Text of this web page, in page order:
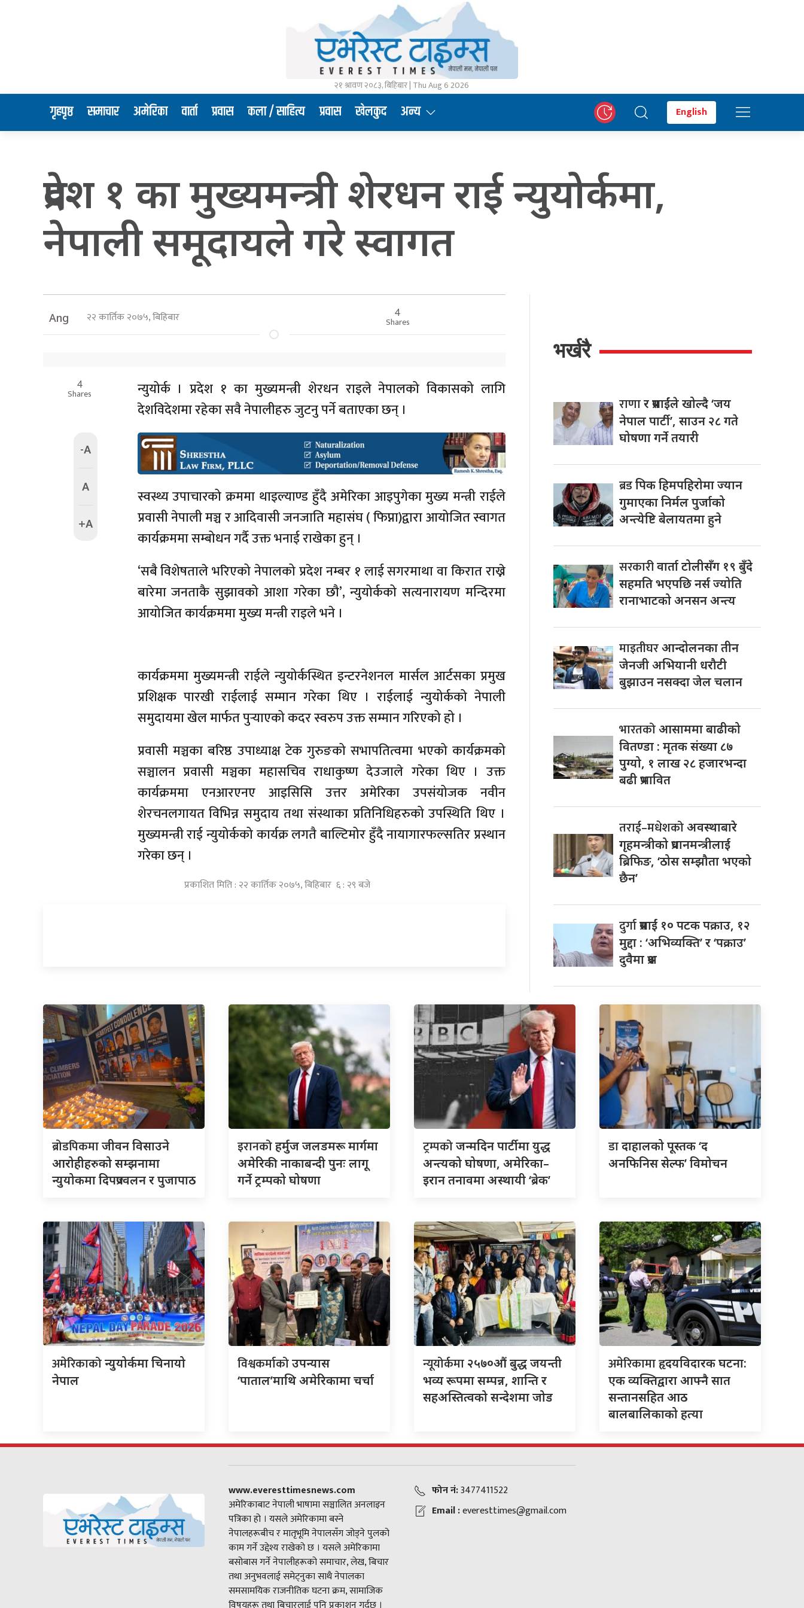
२१ श्रावण २०८३, बिहिबार | Thu Aug 6 2026
गृहपृष्ठ समाचार अमेरिका वार्ता प्रवास कला / साहित्य प्रवास खेलकुद अन्य English
प्रदेश १ का मुख्यमन्त्री शेरधन राई न्युयोर्कमा,
नेपाली समूदायले गरे स्वागत
Ang २२ कार्तिक २०७५, बिहिबार 4
Shares
4
Shares
-A
A
+A
न्युयोर्क । प्रदेश १ का मुख्यमन्त्री शेरधन राइले नेपालको विकासको लागि
देशविदेशमा रहेका सवै नेपालीहरु जुटनु पर्ने बताएका छन् ।
स्वस्थ्य उपाचारको क्रममा थाइल्याण्ड हुँदै अमेरिका आइपुगेका मुख्य मन्त्री राईले
प्रवासी नेपाली मञ्च र आदिवासी जनजाति महासंघ ( फिप्ना)द्वारा आयोजित स्वागत
कार्यक्रममा सम्बोधन गर्दै उक्त भनाई राखेका हुन् ।
‘सबै विशेषताले भरिएको नेपालको प्रदेश नम्बर १ लाई सगरमाथा वा किरात राख्ने
बारेमा जनताकै सुझावको आशा गरेका छौ’, न्युयोर्कको सत्यनारायण मन्दिरमा
आयोजित कार्यक्रममा मुख्य मन्त्री राइले भने ।
कार्यक्रममा मुख्यमन्त्री राईले न्युयोर्कस्थित इन्टरनेशनल मार्सल आर्टसका प्रमुख
प्रशिक्षक पारखी राईलाई सम्मान गरेका थिए । राईलाई न्युयोर्कको नेपाली
समुदायमा खेल मार्फत पुर्‍याएको कदर स्वरुप उक्त सम्मान गरिएको हो ।
प्रवासी मञ्चका बरिष्ठ उपाध्याक्ष टेक गुरुङको सभापतित्वमा भएको कार्यक्रमको
सञ्चालन प्रवासी मञ्चका महासचिव राधाकुष्ण देउजाले गरेका थिए । उक्त
कार्यक्रममा एनआरएनए आइसिसि उत्तर अमेरिका उपसंयोजक नवीन
शेरचनलगायत विभिन्न समुदाय तथा संस्थाका प्रतिनिधिहरुको उपस्थिति थिए ।
मुख्यमन्त्री राई न्युयोर्कको कार्यक्र लगतै बाल्टिमोर हुँदै नायागारफल्सतिर प्रस्थान
गरेका छन् ।
प्रकाशित मिति : २२ कार्तिक २०७५, बिहिबार ६ : २९ बजे
भर्खरै
राणार प्रसाईंले खोल्दै ‘जय
नेपाल पार्टी’, साउन २८ गते
घोषणा गर्ने तयारी
ब्रडपिक हिमपहिरोमा ज्यान
गुमाएका निर्मल पुर्जाको
अन्त्येष्टि बेलायतमा हुने
सरकारीवार्ता टोलीसँग १९ बुँदे
सहमति भएपछि नर्स ज्योति
रानाभाटको अनसन अन्त्य
माइतीघरआन्दोलनका तीन
जेनजी अभियानी धरौटी
बुझाउन नसक्दा जेल चलान
भारतकोआसाममा बाढीको
वितण्डा : मृतक संख्या ८७
पुग्यो, १ लाख २८ हजारभन्दा
बढी प्रभावित
तराई–मधेशकोअवस्थाबारे
गृहमन्त्रीको प्रधानमन्त्रीलाई
ब्रिफिङ, ‘ठोस सम्झौता भएको
छैन’
दुर्गाप्रसाईं १० पटक पक्राउ, १२
मुद्दा : ‘अभिव्यक्ति’ र ‘पक्राउ’
दुवैमा प्रश्न
ब्रोडपिकमाजीवन विसाउने
आरोहीहरुको सम्झनामा
न्युयोकमा दिपप्रज्वलन र पुजापाठ
इरानकोहर्मुज जलडमरू मार्गमा
अमेरिकी नाकाबन्दी पुनः लागू
गर्ने ट्रम्पको घोषणा
ट्रम्पकोजन्मदिन पार्टीमा युद्ध
अन्त्यको घोषणा, अमेरिका–
इरान तनावमा अस्थायी ‘ब्रेक’
डादाहालको पूस्तक ‘द
अनफिनिस सेल्फ’ विमोचन
अमेरिकाकोन्युयोर्कमा चिनायो
नेपाल
विश्वकर्माकोउपन्यास
‘पाताल’माथि अमेरिकामा चर्चा
न्यूयोर्कमा २५७०औं बुद्ध जयन्ती
भव्य रूपमा सम्पन्न, शान्ति र
सहअस्तित्वको सन्देशमा जोड
अमेरिकामाहृदयविदारक घटना:
एक व्यक्तिद्वारा आफ्नै सात
सन्तानसहित आठ
बालबालिकाको हत्या
www.everesttimesnews.com
अमेरिकाबाट नेपाली भाषामा सञ्चालित अनलाइन
पत्रिका हो । यसले अमेरिकामा बस्ने
नेपालहरूबीच र मातृभूमि नेपालसँग जोड्ने पुलको
काम गर्ने उद्देश्य राखेको छ । यसले अमेरिकामा
बसोबास गर्ने नेपालीहरूको समाचार, लेख, बिचार
तथा अनुभवलाई समेट्नुका साथै नेपालका
समसामयिक राजनीतिक घटना क्रम, सामाजिक
फोन नं:3477411522
Email :everesttimes@gmail.com